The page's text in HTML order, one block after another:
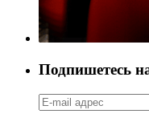
Подпишетесь